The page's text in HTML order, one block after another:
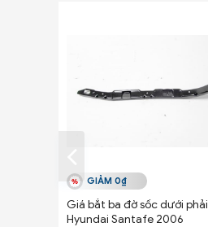
GIẢM 0₫
Giá bắt ba đờ sốc dưới phải
Hyundai Santafe 2006